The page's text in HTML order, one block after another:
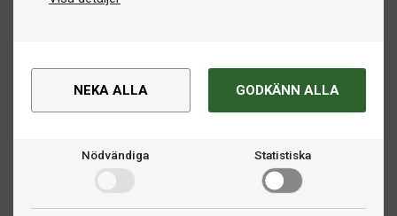
NEKA ALLA GODKÄNN ALLA
Nödvändiga Statistiska